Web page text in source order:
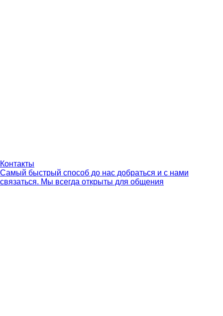
Контакты
Самый быстрый способ до нас добраться и с нами
связаться. Мы всегда открыты для общения